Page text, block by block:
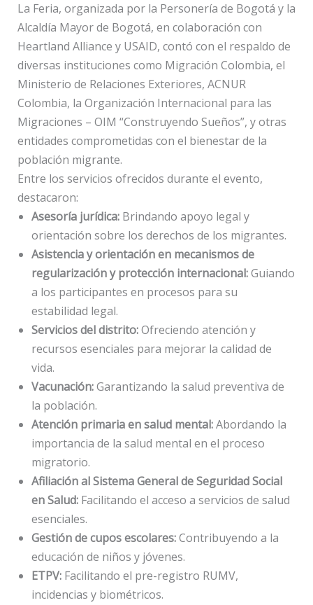
La Feria, organizada por la Personería de Bogotá y la
Alcaldía Mayor de Bogotá, en colaboración con
Heartland Alliance y USAID, contó con el respaldo de
diversas instituciones como Migración Colombia, el
Ministerio de Relaciones Exteriores, ACNUR
Colombia, la Organización Internacional para las
Migraciones – OIM “Construyendo Sueños”, y otras
entidades comprometidas con el bienestar de la
población migrante.
Entre los servicios ofrecidos durante el evento,
destacaron:
Asesoría jurídica:Brindando apoyo legal y
orientación sobre los derechos de los migrantes.
Asistencia y orientación en mecanismos de
regularización y protección internacional:Guiando
a los participantes en procesos para su
estabilidad legal.
Servicios del distrito:Ofreciendo atención y
recursos esenciales para mejorar la calidad de
vida.
Vacunación:Garantizando la salud preventiva de
la población.
Atención primaria en salud mental:Abordando la
importancia de la salud mental en el proceso
migratorio.
Afiliación al Sistema General de Seguridad Social
en Salud:Facilitando el acceso a servicios de salud
esenciales.
Gestión de cupos escolares:Contribuyendo a la
educación de niños y jóvenes.
ETPV:Facilitando el pre-registro RUMV,
incidencias y biométricos.